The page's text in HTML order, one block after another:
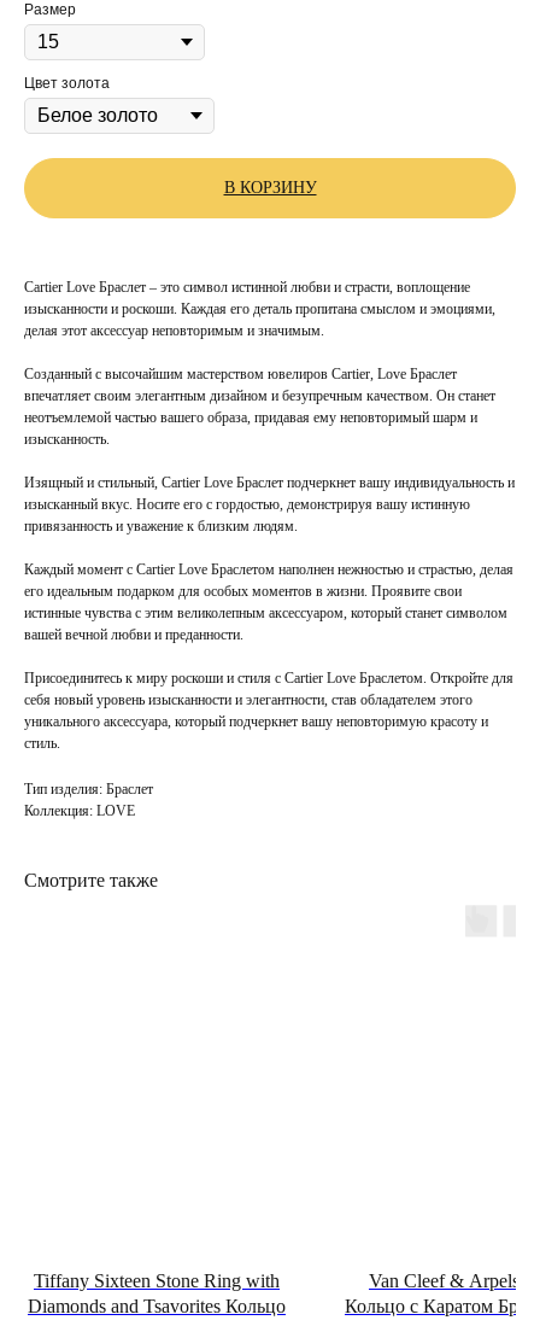
Размер
Цвет золота
В КОРЗИНУ
Cartier Love Браслет – это символ истинной любви и страсти, воплощение
изысканности и роскоши. Каждая его деталь пропитана смыслом и эмоциями,
делая этот аксессуар неповторимым и значимым.
Созданный с высочайшим мастерством ювелиров Cartier, Love Браслет
впечатляет своим элегантным дизайном и безупречным качеством. Он станет
неотъемлемой частью вашего образа, придавая ему неповторимый шарм и
изысканность.
Изящный и стильный, Cartier Love Браслет подчеркнет вашу индивидуальность и
изысканный вкус. Носите его с гордостью, демонстрируя вашу истинную
привязанность и уважение к близким людям.
Каждый момент с Cartier Love Браслетом наполнен нежностью и страстью, делая
его идеальным подарком для особых моментов в жизни. Проявите свои
истинные чувства с этим великолепным аксессуаром, который станет символом
вашей вечной любви и преданности.
Присоединитесь к миру роскоши и стиля с Cartier Love Браслетом. Откройте для
себя новый уровень изысканности и элегантности, став обладателем этого
уникального аксессуара, который подчеркнет вашу неповторимую красоту и
стиль.
Тип изделия: Браслет
Коллекция: LOVE
Смотрите также
Tiffany Sixteen Stone Ring with
Diamonds and Tsavorites Кольцо
Van Cleef & Arpels
Кольцо с Каратом